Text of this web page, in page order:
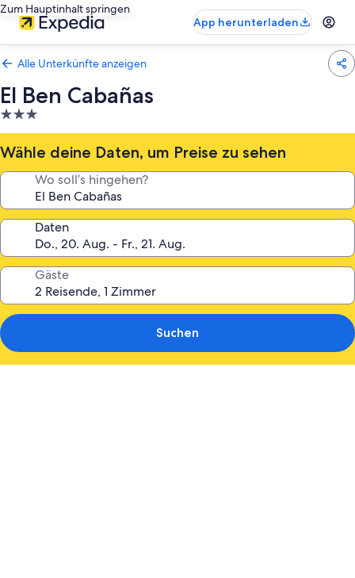
Zum Hauptinhalt springen
App herunterladen
Alle Unterkünfte anzeigen
El Ben Cabañas
3.0-
Sterne-
Unterkunft
Wähle deine Daten, um Preise zu sehen
Wo soll’s hingehen?
Daten
Gäste
Suchen